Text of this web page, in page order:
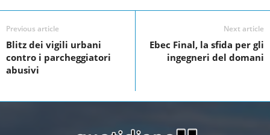
c
e
b
o
k
i
t
t
e
n
k
e
n
a
e
Previous article
Blitz dei vigili urbani
contro i parcheggiatori
abusivi
Next article
Ebec Final, la sfida per gli
ingegneri del domani